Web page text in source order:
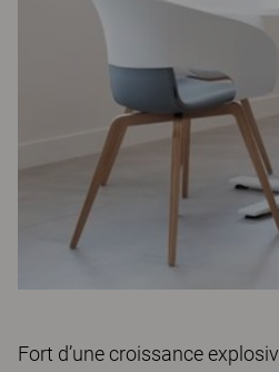
Fort d’une croissance